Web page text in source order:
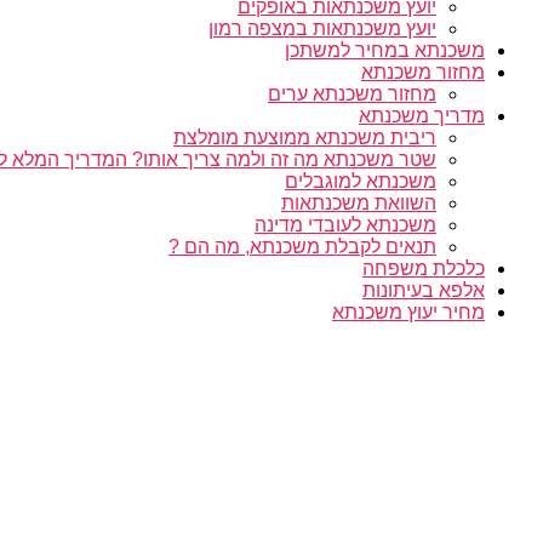
יועץ משכנתאות באופקים
יועץ משכנתאות במצפה רמון
משכנתא במחיר למשתכן
מחזור משכנתא
מחזור משכנתא ערים
מדריך משכנתא
ריבית משכנתא ממוצעת מומלצת
שטר משכנתא מה זה ולמה צריך אותו? המדריך המלא
משכנתא למוגבלים
השוואת משכנתאות
משכנתא לעובדי מדינה
תנאים לקבלת משכנתא, מה הם ?
כלכלת משפחה
אלפא בעיתונות
מחיר יעוץ משכנתא